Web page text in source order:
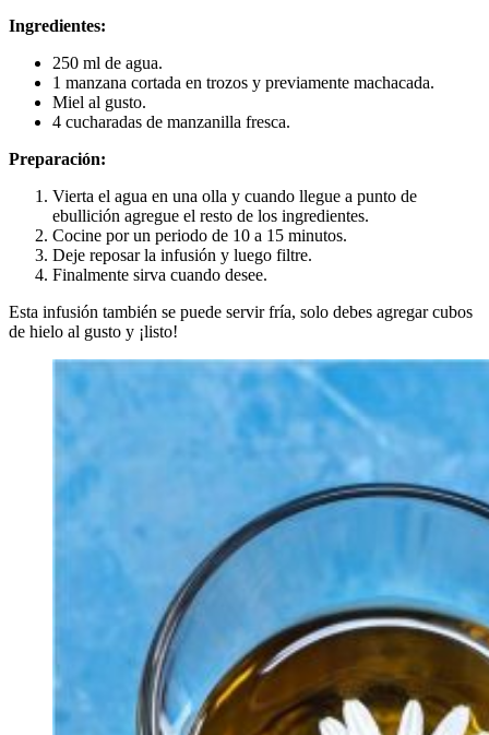
Ingredientes:
250 ml de agua.
1 manzana cortada en trozos y previamente machacada.
Miel al gusto.
4 cucharadas de manzanilla fresca.
Preparación:
Vierta el agua en una olla y cuando llegue a punto de
ebullición agregue el resto de los ingredientes.
Cocine por un periodo de 10 a 15 minutos.
Deje reposar la infusión y luego filtre.
Finalmente sirva cuando desee.
Esta infusión también se puede servir fría, solo debes agregar cubos
de hielo al gusto y ¡listo!